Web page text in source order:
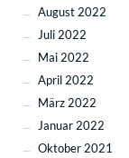
August 2022
Juli 2022
Mai 2022
April 2022
März 2022
Januar 2022
Oktober 2021